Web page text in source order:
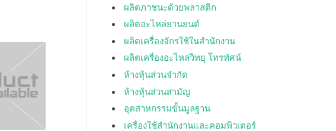
ผลิตภาชนะด้วยพลาสติก
ผลิตอะไหล่ยานยนต์
ผลิตเครื่องจักรใช้ในสำนักงาน
ผลิตเครื่องอะไหล่วิทยุ โทรทัศน์
ห้างหุ้นส่วนจำกัด
ห้างหุ้นส่วนสามัญ
อุตสาหกรรมขั้นมูลฐาน
เครื่องใช้สำนักงานและคอมพิวเตอร์